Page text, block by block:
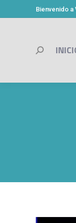
Bienvenido a
Buscar: